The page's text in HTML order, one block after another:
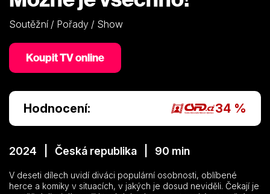
Soutěžní / Pořady / Show
Koupit TV online
Hodnocení: 34 %
2024 | Česká republika | 90 min
V deseti dílech uvidí diváci populární osobnosti, oblíbené
herce a komiky v situacích, v jakých je dosud neviděli. Čekají je